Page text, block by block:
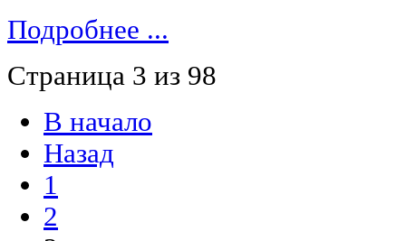
Подробнее ...
Страница 3 из 98
В начало
Назад
1
2